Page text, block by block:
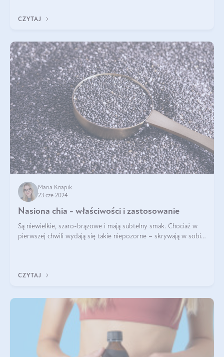
CZYTAJ
Maria Knapik
23 cze 2024
Nasiona chia - właściwości i zastosowanie
Są niewielkie, szaro-brązowe i mają subtelny smak. Chociaż w
pierwszej chwili wydają się takie niepozorne – skrywają w sobie
CZYTAJ